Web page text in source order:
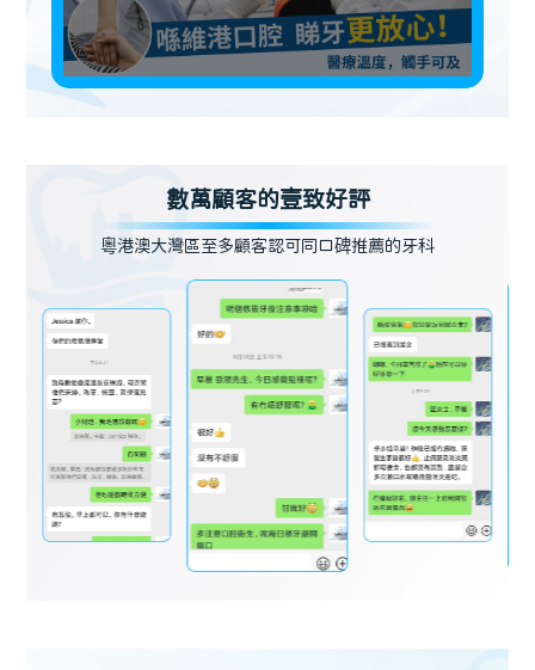
數萬顧客的壹致好評
粵港澳大灣區至多顧客認可同口碑推薦的牙科